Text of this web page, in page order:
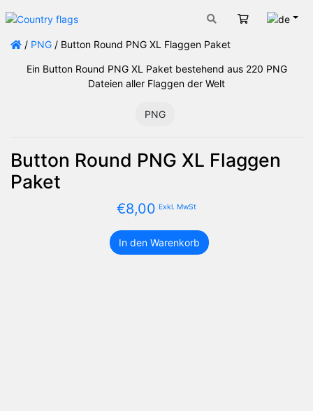
Warenkorb
/ PNG / Button Round PNG XL Flaggen Paket
Ein Button Round PNG XL Paket bestehend aus 220 PNG
Dateien aller Flaggen der Welt
PNG
Button Round PNG XL Flaggen
Paket
€8,00 Exkl. MwSt
Button
In den Warenkorb